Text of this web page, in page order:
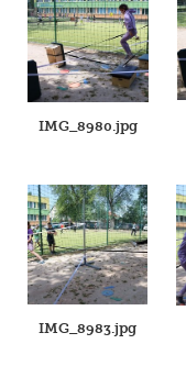
IMG_8980.jpg
IMG_8983.jpg